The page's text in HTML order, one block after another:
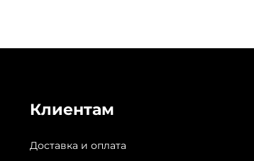
Клиентам
Доставка и оплата